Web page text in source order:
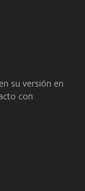
su versión en
con